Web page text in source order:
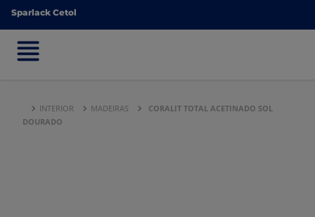
Sparlack Cetol
Sparlack Cetol
INTERIOR MADEIRAS
CORALIT TOTAL ACETINADO SOL
DOURADO